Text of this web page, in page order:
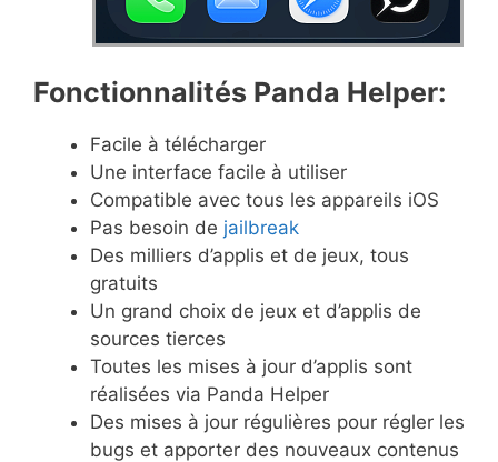
Fonctionnalités Panda Helper:
Facile à télécharger
Une interface facile à utiliser
Compatible avec tous les appareils iOS
Pas besoin de jailbreak
Des milliers d’applis et de jeux, tous
gratuits
Un grand choix de jeux et d’applis de
sources tierces
Toutes les mises à jour d’applis sont
réalisées via Panda Helper
Des mises à jour régulières pour régler les
bugs et apporter des nouveaux contenus